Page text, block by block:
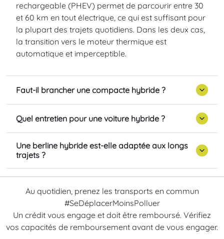
rechargeable (PHEV) permet de parcourir entre 30
et 60 km en tout électrique, ce qui est suffisant pour
la plupart des trajets quotidiens. Dans les deux cas,
la transition vers le moteur thermique est
automatique et imperceptible.
Faut-il brancher une compacte hybride ?
Quel entretien pour une voiture hybride ?
Une berline hybride est-elle adaptée aux longs
trajets ?
Au quotidien, prenez les transports en commun
#SeDéplacerMoinsPolluer
Un crédit vous engage et doit être remboursé. Vérifiez
vos capacités de remboursement avant de vous engager.